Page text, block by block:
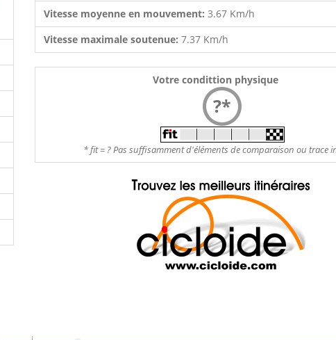
Vitesse moyenne en mouvement: 3.67 Km/h
Vitesse maximale soutenue: 7.37 Km/h
Votre condittion physique
?*
* fit = ? Pas suffisamment d'éléments de comparaison ou trace